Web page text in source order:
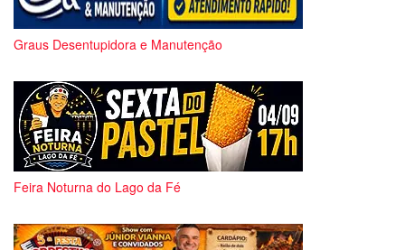
Graus Desentupidora e Manutenção
Feira Noturna do Lago da Fé